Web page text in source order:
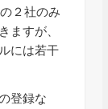
２社のみ
ますが、
には若干
登録な